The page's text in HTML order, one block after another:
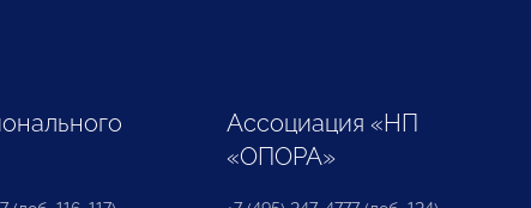
Ассоциация «НП
«ОПОРА»